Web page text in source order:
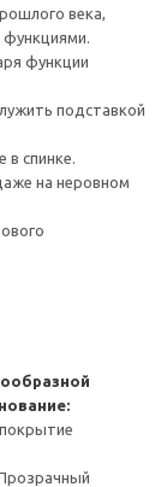
века,
функции
подставкой
спинке.
на неровном